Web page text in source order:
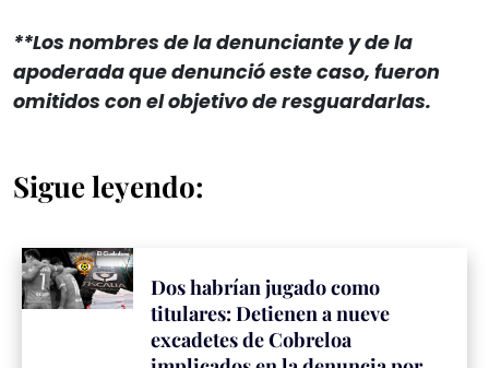
**Los nombres de la denunciante y de la
apoderada que denunció este caso, fueron
omitidos con el objetivo de resguardarlas.
Sigue leyendo:
Dos habrían jugado como
titulares: Detienen a nueve
excadetes de Cobreloa